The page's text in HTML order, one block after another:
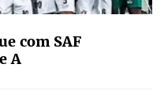
com SAF
A